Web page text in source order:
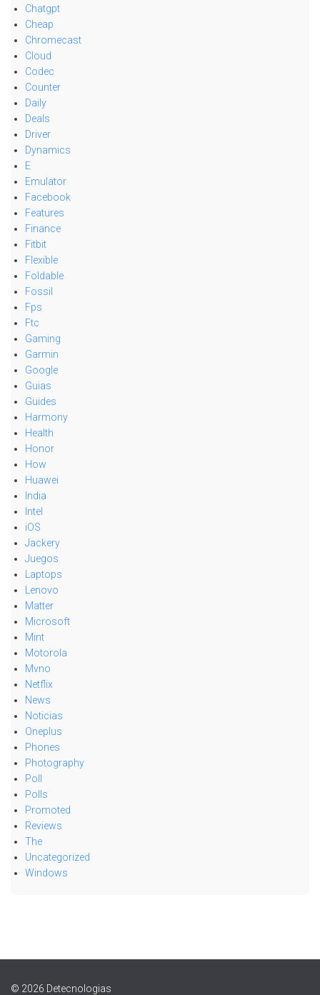
Chatgpt
Cheap
Chromecast
Cloud
Codec
Counter
Daily
Deals
Driver
Dynamics
E
Emulator
Facebook
Features
Finance
Fitbit
Flexible
Foldable
Fossil
Fps
Ftc
Gaming
Garmin
Google
Guias
Guides
Harmony
Health
Honor
How
Huawei
India
Intel
iOS
Jackery
Juegos
Laptops
Lenovo
Matter
Microsoft
Mint
Motorola
Mvno
Netflix
News
Noticias
Oneplus
Phones
Photography
Poll
Polls
Promoted
Reviews
The
Uncategorized
Windows
© 2026 Detecnologias